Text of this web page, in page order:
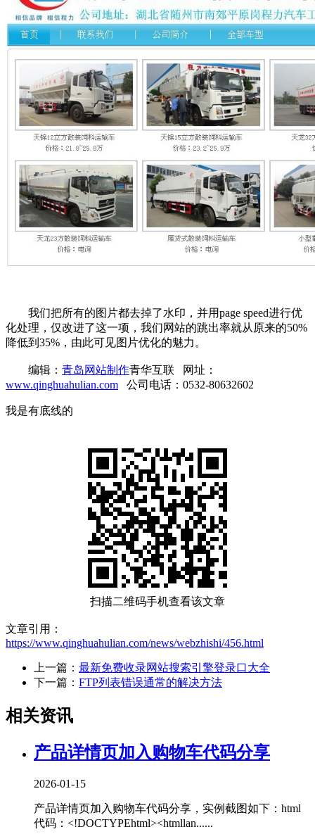
我们把所有的图片都去掉了水印，并用page speed进行优
化处理，仅改进了这一项，我们网站的跳出率就从原来的50%
降低到35%，由此可见图片优化的魅力。
编辑： 青岛网站制作青华互联 网址：
www.qinghuahulian.com 公司电话：0532-80632602
我是有底线的
扫描二维码手机查看该文章
文章引用：
https://www.qinghuahulian.com/news/webzhishi/456.html
上一篇： 最新免费收录网站搜索引擎登录口大全
下一篇： FTP列表错误通常的解决方法
相关资讯
产品详情页加入购物车代码分享
2026-01-15
产品详情页加入购物车代码分享，实例截图如下：html
代码：<!DOCTYPEhtml><htmllan......